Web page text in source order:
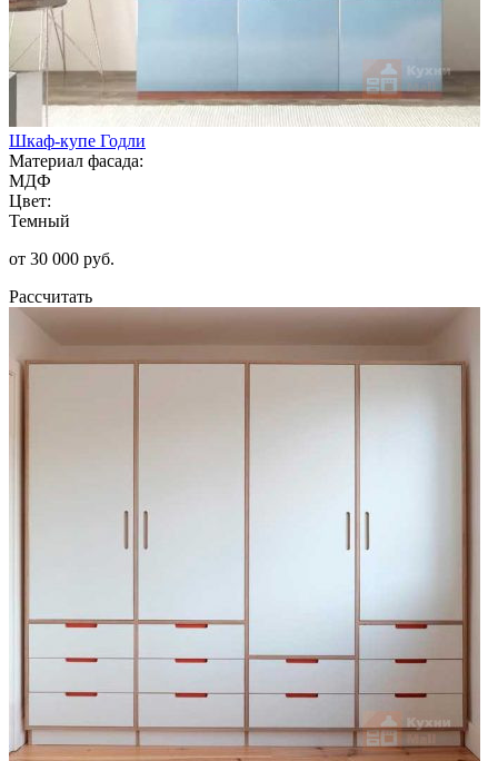
Шкаф-купе Годли
Материал фасада:
МДФ
Цвет:
Темный
от 30 000 руб.
Рассчитать